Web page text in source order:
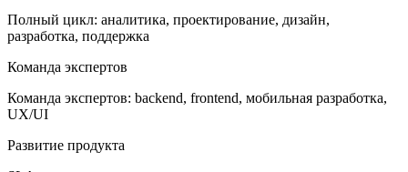
Полный цикл: аналитика, проектирование, дизайн,
разработка, поддержка
Команда экспертов
Команда экспертов: backend, frontend, мобильная разработка,
UX/UI
Развитие продукта